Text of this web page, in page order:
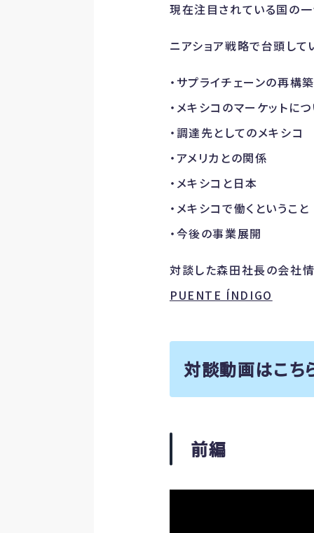
現在注目されている国の一
ニアショア戦略で台頭して
・サプライチェーンの再構築
・メキシコのマーケットに
・調達先としてのメキシコ
・アメリカとの関係
・メキシコと日本
・メキシコで働くということ
・今後の事業展開
対談した森田社長の会社
PUENTE ÍNDIGO
対談動画はこち
前編